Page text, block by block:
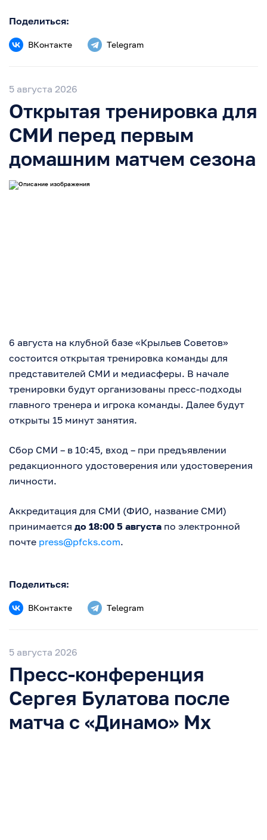
Поделиться:
ВКонтакте Telegram
5 августа 2026
Открытая тренировка для
СМИ перед первым
домашним матчем сезона
6 августа на клубной базе «Крыльев Советов»
состоится открытая тренировка команды для
представителей СМИ и медиасферы. В начале
тренировки будут организованы пресс-подходы
главного тренера и игрока команды. Далее будут
открыты 15 минут занятия.
Сбор СМИ – в 10:45, вход – при предъявлении
редакционного удостоверения или удостоверения
личности.
Аккредитация для СМИ (ФИО, название СМИ)
принимается до 18:00 5 августа по электронной
почте press@pfcks.com.
Поделиться:
ВКонтакте Telegram
5 августа 2026
Пресс-конференция
Сергея Булатова после
матча с «Динамо» Мх